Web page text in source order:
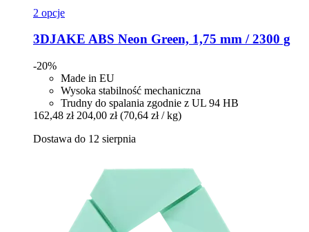
2 opcje
3DJAKE ABS Neon Green, 1,75 mm / 2300 g
-20%
Made in EU
Wysoka stabilność mechaniczna
Trudny do spalania zgodnie z UL 94 HB
162,48 zł 204,00 zł (70,64 zł / kg)
Dostawa do 12 sierpnia